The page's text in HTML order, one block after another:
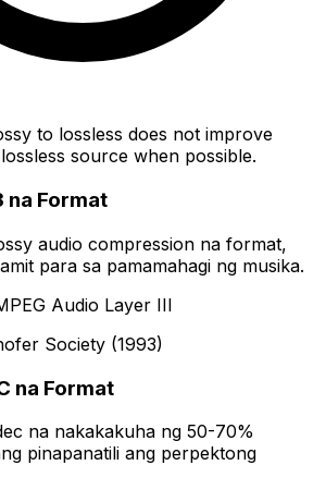
to lossless does not improve
source when possible.
na Format
audio compression na format,
para sa pamamahagi ng musika.
Audio Layer III
Society (1993)
na Format
na nakakakuha ng 50-70%
pinapanatili ang perpektong